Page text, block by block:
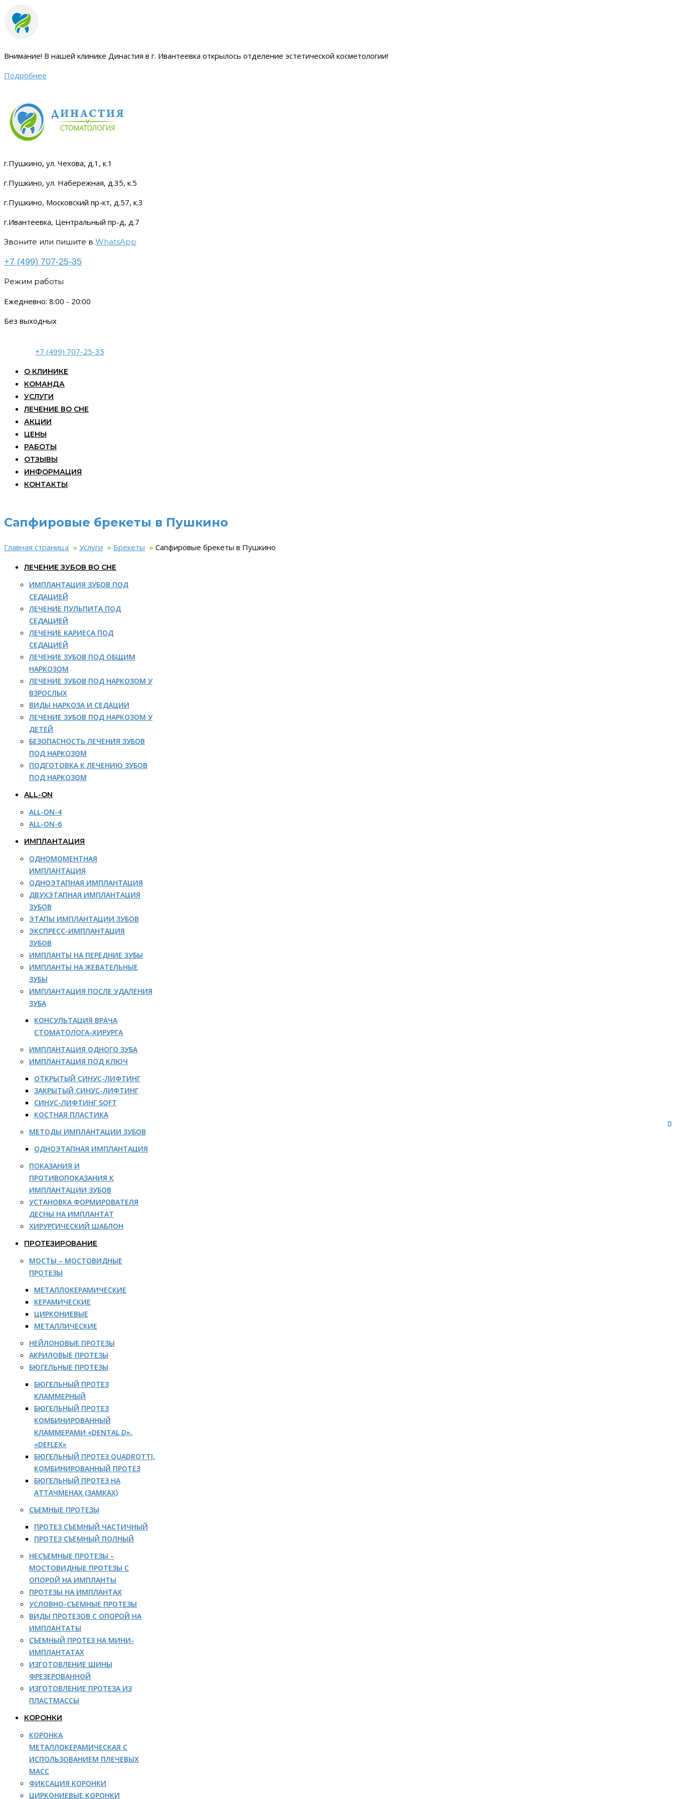
Внимание! В нашей клинике Династия в г. Ивантеевка открылось отделение эстетической косметологии!
Подробнее
г.Пушкино, ул. Чехова, д.1, к.1
г.Пушкино, ул. Набережная, д.35, к.5
г.Пушкино, Московский пр-кт, д.57, к.3
г.Ивантеевка, Центральный пр-д, д.7
Звоните или пишите в WhatsApp
+7 (499) 707-25-35
Режим работы
Ежедневно: 8:00 - 20:00
Без выходных
+7 (499) 707-25-35
О КЛИНИКЕ
КОМАНДА
УСЛУГИ
ЛЕЧЕНИЕ ВО СНЕ
АКЦИИ
ЦЕНЫ
РАБОТЫ
ОТЗЫВЫ
ИНФОРМАЦИЯ
КОНТАКТЫ
Сапфировые брекеты в Пушкино
Главная страница » Услуги » Брекеты » Сапфировые брекеты в Пушкино
ЛЕЧЕНИЕ ЗУБОВ ВО СНЕ
ИМПЛАНТАЦИЯ ЗУБОВ ПОД
СЕДАЦИЕЙ
ЛЕЧЕНИЕ ПУЛЬПИТА ПОД
СЕДАЦИЕЙ
ЛЕЧЕНИЕ КАРИЕСА ПОД
СЕДАЦИЕЙ
ЛЕЧЕНИЕ ЗУБОВ ПОД ОБЩИМ
НАРКОЗОМ
ЛЕЧЕНИЕ ЗУБОВ ПОД НАРКОЗОМ У
ВЗРОСЛЫХ
ВИДЫ НАРКОЗА И СЕДАЦИИ
ЛЕЧЕНИЕ ЗУБОВ ПОД НАРКОЗОМ У
ДЕТЕЙ
БЕЗОПАСНОСТЬ ЛЕЧЕНИЯ ЗУБОВ
ПОД НАРКОЗОМ
ПОДГОТОВКА К ЛЕЧЕНИЮ ЗУБОВ
ПОД НАРКОЗОМ
ALL-ON
ALL-ON-4
ALL-ON-6
ИМПЛАНТАЦИЯ
ОДНОМОМЕНТНАЯ
ИМПЛАНТАЦИЯ
ОДНОЭТАПНАЯ ИМПЛАНТАЦИЯ
ДВУХЭТАПНАЯ ИМПЛАНТАЦИЯ
ЗУБОВ
ЭТАПЫ ИМПЛАНТАЦИИ ЗУБОВ
ЭКСПРЕСС-ИМПЛАНТАЦИЯ
ЗУБОВ
ИМПЛАНТЫ НА ПЕРЕДНИЕ ЗУБЫ
ИМПЛАНТЫ НА ЖЕВАТЕЛЬНЫЕ
ЗУБЫ
ИМПЛАНТАЦИЯ ПОСЛЕ УДАЛЕНИЯ
ЗУБА
КОНСУЛЬТАЦИЯ ВРАЧА
СТОМАТОЛОГА-ХИРУРГА
ИМПЛАНТАЦИЯ ОДНОГО ЗУБА
ИМПЛАНТАЦИЯ ПОД КЛЮЧ
ОТКРЫТЫЙ СИНУС-ЛИФТИНГ
ЗАКРЫТЫЙ СИНУС-ЛИФТИНГ
СИНУС-ЛИФТИНГ SOFT
КОСТНАЯ ПЛАСТИКА
МЕТОДЫ ИМПЛАНТАЦИИ ЗУБОВ
ОДНОЭТАПНАЯ ИМПЛАНТАЦИЯ
ПОКАЗАНИЯ И
ПРОТИВОПОКАЗАНИЯ К
ИМПЛАНТАЦИИ ЗУБОВ
УСТАНОВКА ФОРМИРОВАТЕЛЯ
ДЕСНЫ НА ИМПЛАНТАТ
ХИРУРГИЧЕСКИЙ ШАБЛОН
ПРОТЕЗИРОВАНИЕ
МОСТЫ – МОСТОВИДНЫЕ
ПРОТЕЗЫ
МЕТАЛЛОКЕРАМИЧЕСКИЕ
КЕРАМИЧЕСКИЕ
ЦИРКОНИЕВЫЕ
МЕТАЛЛИЧЕСКИЕ
НЕЙЛОНОВЫЕ ПРОТЕЗЫ
АКРИЛОВЫЕ ПРОТЕЗЫ
БЮГЕЛЬНЫЕ ПРОТЕЗЫ
БЮГЕЛЬНЫЙ ПРОТЕЗ
КЛАММЕРНЫЙ
БЮГЕЛЬНЫЙ ПРОТЕЗ
КОМБИНИРОВАННЫЙ
КЛАММЕРАМИ «DENTAL D»,
«DEFLEX»
БЮГЕЛЬНЫЙ ПРОТЕЗ QUADROTTI,
КОМБИНИРОВАННЫЙ ПРОТЕЗ
БЮГЕЛЬНЫЙ ПРОТЕЗ НА
АТТАЧМЕНАХ (ЗАМКАХ)
СЪЕМНЫЕ ПРОТЕЗЫ
ПРОТЕЗ СЪЕМНЫЙ ЧАСТИЧНЫЙ
ПРОТЕЗ СЪЕМНЫЙ ПОЛНЫЙ
НЕСЪЕМНЫЕ ПРОТЕЗЫ –
МОСТОВИДНЫЕ ПРОТЕЗЫ С
ОПОРОЙ НА ИМПЛАНТЫ
ПРОТЕЗЫ НА ИМПЛАНТАХ
УСЛОВНО-СЪЕМНЫЕ ПРОТЕЗЫ
ВИДЫ ПРОТЕЗОВ С ОПОРОЙ НА
ИМПЛАНТАТЫ
СЪЕМНЫЙ ПРОТЕЗ НА МИНИ-
ИМПЛАНТАТАХ
ИЗГОТОВЛЕНИЕ ШИНЫ
ФРЕЗЕРОВАННОЙ
ИЗГОТОВЛЕНИЕ ПРОТЕЗА ИЗ
ПЛАСТМАССЫ
КОРОНКИ
КОРОНКА
МЕТАЛЛОКЕРАМИЧЕСКАЯ С
ИСПОЛЬЗОВАНИЕМ ПЛЕЧЕВЫХ
МАСС
ФИКСАЦИЯ КОРОНКИ
ЦИРКОНИЕВЫЕ КОРОНКИ